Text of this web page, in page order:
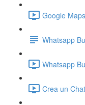
Google
Whatsapp
Whatsapp
Crea un